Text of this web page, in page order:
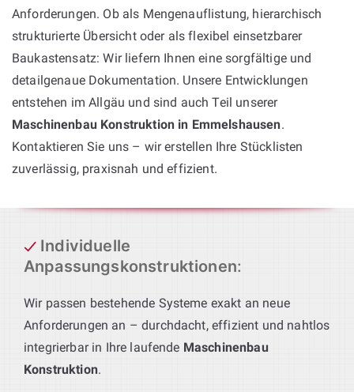
Anforderungen. Ob als Mengenauflistung, hierarchisch
strukturierte Übersicht oder als flexibel einsetzbarer
Baukastensatz: Wir liefern Ihnen eine sorgfältige und
detailgenaue Dokumentation. Unsere Entwicklungen
entstehen im Allgäu und sind auch Teil unserer
Maschinenbau Konstruktion in Emmelshausen.
Kontaktieren Sie uns – wir erstellen Ihre Stücklisten
zuverlässig, praxisnah und effizient.
Individuelle
Anpassungskonstruktionen:
Wir passen bestehende Systeme exakt an neue
Anforderungen an – durchdacht, effizient und nahtlos
integrierbar in Ihre laufende Maschinenbau
Konstruktion.